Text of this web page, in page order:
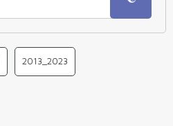
2013_2023